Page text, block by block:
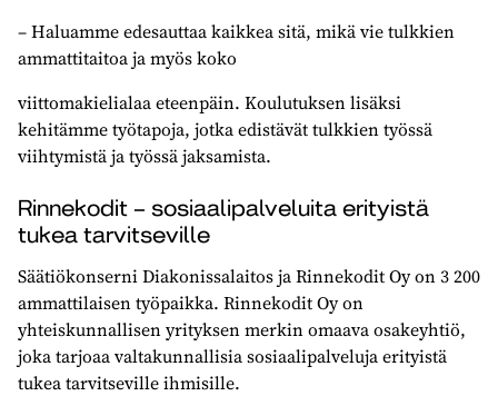
– Haluamme edesauttaa kaikkea sitä, mikä vie tulkkien
ammattitaitoa ja myös koko
viittomakielialaa eteenpäin. Koulutuksen lisäksi
kehitämme työtapoja, jotka edistävät tulkkien työssä
viihtymistä ja työssä jaksamista.
Rinnekodit – sosiaalipalveluita erityistä
tukea tarvitseville
Säätiökonserni Diakonissalaitos ja Rinnekodit Oy on 3 200
ammattilaisen työpaikka. Rinnekodit Oy on
yhteiskunnallisen yrityksen merkin omaava osakeyhtiö,
joka tarjoaa valtakunnallisia sosiaalipalveluja erityistä
tukea tarvitseville ihmisille.